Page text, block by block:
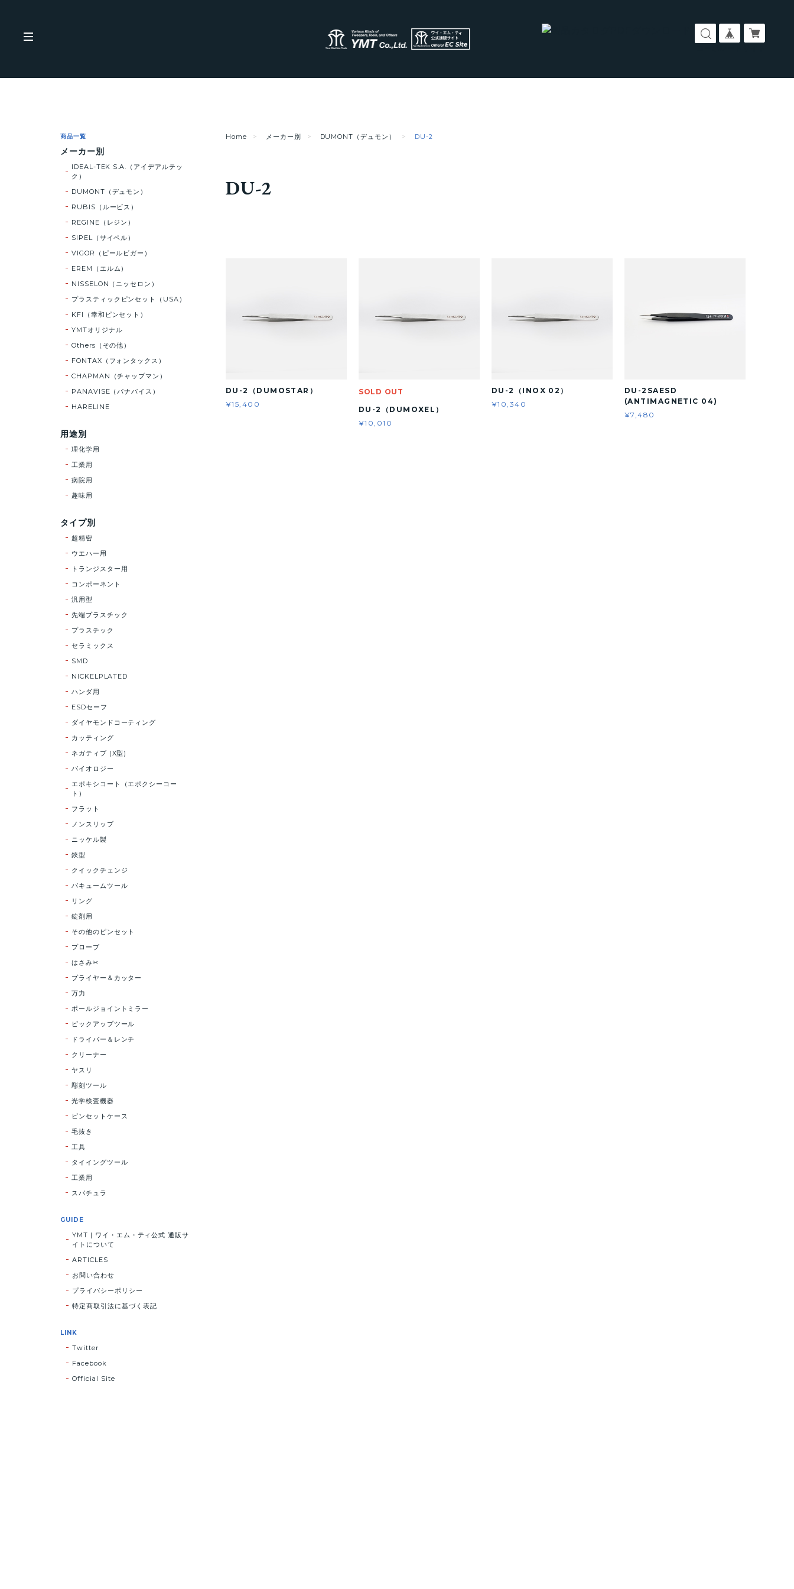
Home メーカー別 DUMONT（デュモン） DU-2
DU-2
DU-2（DUMOSTAR）
¥15,400
SOLD OUT
DU-2（DUMOXEL）
¥10,010
DU-2（INOX 02）
¥10,340
DU-2SAESD
(ANTIMAGNETIC 04)
¥7,480
商品一覧
メーカー別
IDEAL-TEK S.A.（アイデアルテッ
ク）
DUMONT（デュモン）
RUBIS（ルービス）
REGINE（レジン）
SIPEL（サイペル）
VIGOR（ピールビガー）
EREM（エルム）
NISSELON（ニッセロン）
プラスティックピンセット（USA）
KFI（幸和ピンセット）
YMTオリジナル
Others（その他）
FONTAX（フォンタックス）
CHAPMAN（チャップマン）
PANAVISE（パナバイス）
HARELINE
用途別
理化学用
工業用
病院用
趣味用
タイプ別
超精密
ウエハー用
トランジスター用
コンポーネント
汎用型
先端プラスチック
プラスチック
セラミックス
SMD
NICKELPLATED
ハンダ用
ESDセーフ
ダイヤモンドコーティング
カッティング
ネガティブ (X型)
バイオロジー
エポキシコート（エポクシーコー
ト）
フラット
ノンスリップ
ニッケル製
鋏型
クイックチェンジ
バキュームツール
リング
錠剤用
その他のピンセット
プローブ
はさみ✂
プライヤー＆カッター
万力
ポールジョイントミラー
ピックアップツール
ドライバー＆レンチ
クリーナー
ヤスリ
彫刻ツール
光学検査機器
ピンセットケース
毛抜き
工具
タイイングツール
工業用
スパチュラ
GUIDE
YMT | ワイ・エム・ティ公式 通販サ
イトについて
ARTICLES
お問い合わせ
プライバシーポリシー
特定商取引法に基づく表記
LINK
Twitter
Facebook
Official Site